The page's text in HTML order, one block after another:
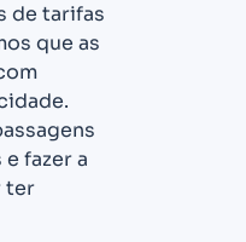
de tarifas
que as
fazer a
ter